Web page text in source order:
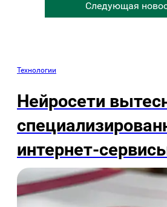
Следующая
Технологии
Нейросети
интернет-